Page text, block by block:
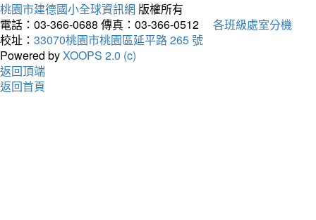
桃園市建德國小全球資訊網 版權所有
電話：03-366-0688 傳真：03-366-0512
各班級處室分機
校址： 33070桃園市桃園區延平路 265 號
Powered byXOOPS 2.0 (c)
返回頂端
返回首頁